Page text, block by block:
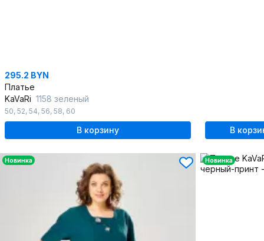
295.2 BYN
Платье
KaVaRi 1158 зеленый
50, 52, 54, 56, 58, 60
В корзину В
Новинка Новинка